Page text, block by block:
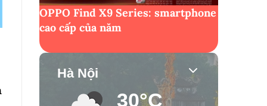
OPPO Find X9 Series: smartphone
cao cấp của năm
Hà Nội
30°C